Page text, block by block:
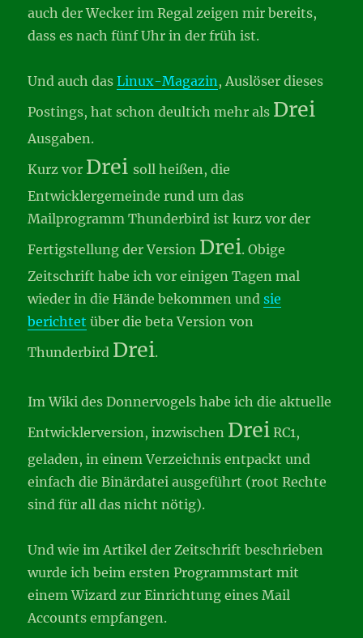
auch der Wecker im Regal zeigen mir bereits,
dass es nach fünf Uhr in der früh ist.
Und auch dasLinux-Magazin, Auslöser dieses
Postings, hat schon deultich mehr als Drei
Ausgaben.
Kurz vor Drei soll heißen, die
Entwicklergemeinde rund um das
Mailprogramm Thunderbird ist kurz vor der
Fertigstellung der Version Drei. Obige
Zeitschrift habe ich vor einigen Tagen mal
wieder in die Hände bekommen undsie
berichtet über die beta Version von
Thunderbird Drei.
Im Wiki des Donnervogels habe ich die aktuelle
Entwicklerversion, inzwischen Drei RC1,
geladen, in einem Verzeichnis entpackt und
einfach die Binärdatei ausgeführt (root Rechte
sind für all das nicht nötig).
Und wie im Artikel der Zeitschrift beschrieben
wurde ich beim ersten Programmstart mit
einem Wizard zur Einrichtung eines Mail
Accounts empfangen.